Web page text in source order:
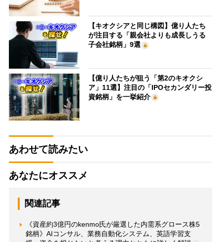
【キオクシアと同じ構図】億り人たち
が注目する「親会社よりも成長しうる
子会社銘柄」9選
【億り人たちが狙う「第2のキオクシ
ア」11選】注目の「IPOセカンダリー投
資銘柄」を一挙紹介
あわせて読みたい
あなたにオススメ
関連記事
《資産約3億円のkenmo氏が厳選した内需系グロース株5
銘柄》AIコンサル、業務自動化システム、英語学習支